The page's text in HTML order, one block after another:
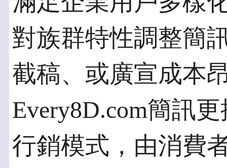
對族群特性調整簡
截稿、或廣宣成本
Every8D.com簡訊
行銷模式，由消費